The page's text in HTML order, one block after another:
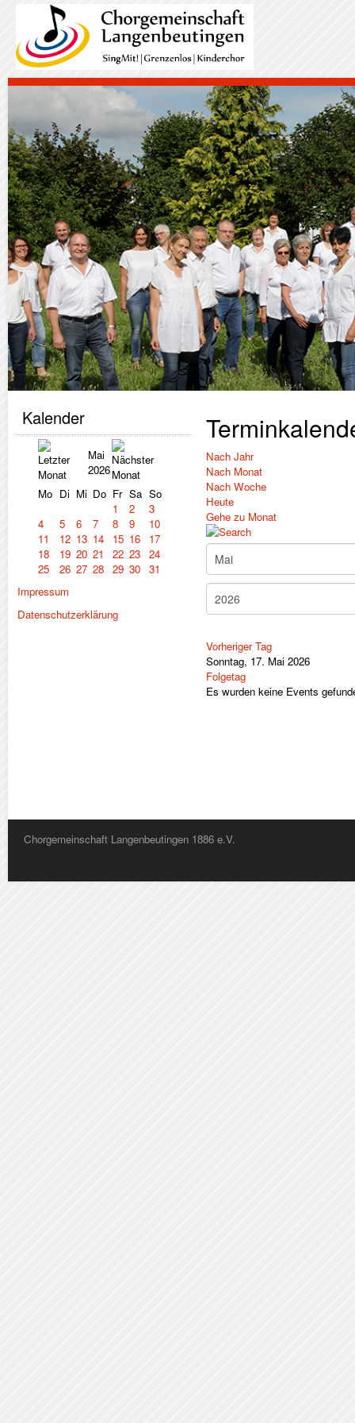
Kalender
Mai
2026
Mo Di Mi Do Fr Sa So
1
2
3
4
5 6 7 8 9
10
11
12 13 14 15 16
17
18
19 20 21 22 23
24
25
26 27 28 29 30
31
Impressum
Datenschutzerklärung
Nach Jahr
Nach Monat
Nach Woche
Heute
Gehe zu Monat
Vorheriger Tag
Sonntag, 17. Mai 2026
Folgetag
Es wurden keine Events
Chorgemeinschaft Langenbeutingen 1886 e.V.